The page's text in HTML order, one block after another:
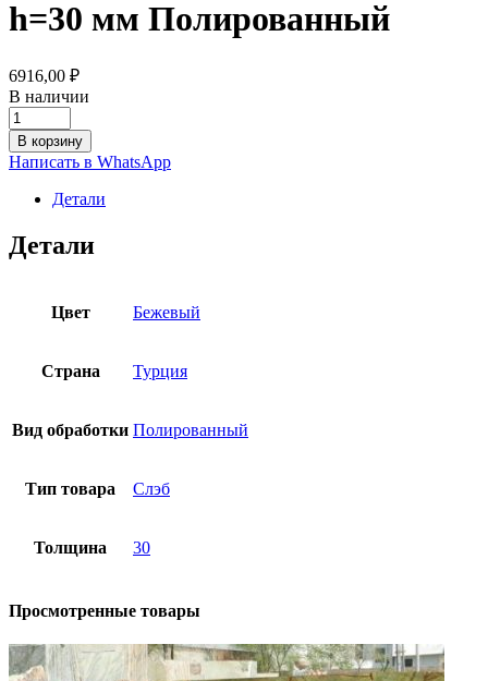
h=30 мм Полированный
6916,00 ₽
В наличии
Слэб
мрамор
Крема
Нова
h=30
Полированный
quantity
В корзину
Написать в WhatsApp
Детали
Детали
Цвет Бежевый
Страна Турция
Вид обработки Полированный
Тип товара Слэб
Толщина 30
Просмотренные товары